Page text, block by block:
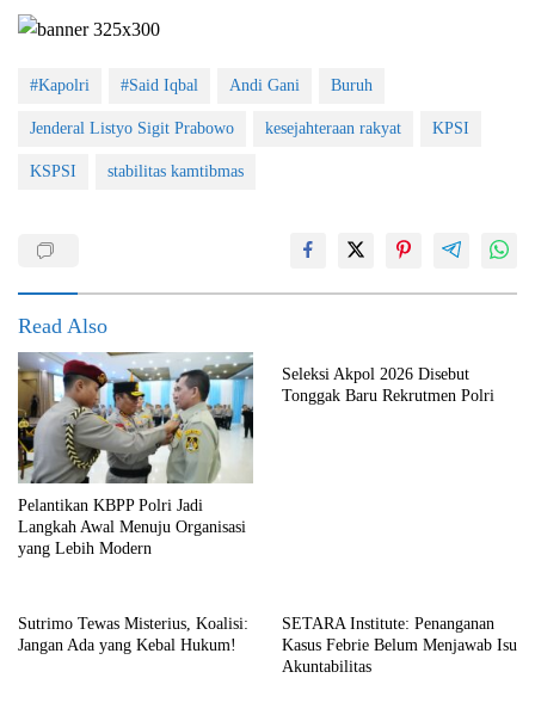
#Kapolri #Said Iqbal Andi Gani Buruh
Jenderal Listyo Sigit Prabowo kesejahteraan rakyat KPSI
KSPSI stabilitas kamtibmas
Read Also
Pelantikan KBPP Polri Jadi
Langkah Awal Menuju Organisasi
yang Lebih Modern
Seleksi Akpol 2026 Disebut
Tonggak Baru Rekrutmen Polri
Sutrimo Tewas Misterius, Koalisi:
Jangan Ada yang Kebal Hukum!
SETARA Institute: Penanganan
Kasus Febrie Belum Menjawab Isu
Akuntabilitas